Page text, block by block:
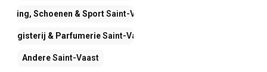
Schoenen & SportSaint-Vaast
Drogisterij & ParfumerieSaint-Vaast
AndereSaint-Vaast